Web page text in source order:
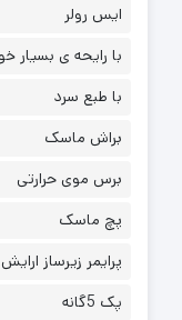
ایس رولر
با رایحه ی بسیار
با طبع سرد
براش ماسک
برس موی حرارتی
پچ ماسک
پرایمر زیرساز ارایش
پک 5گانه